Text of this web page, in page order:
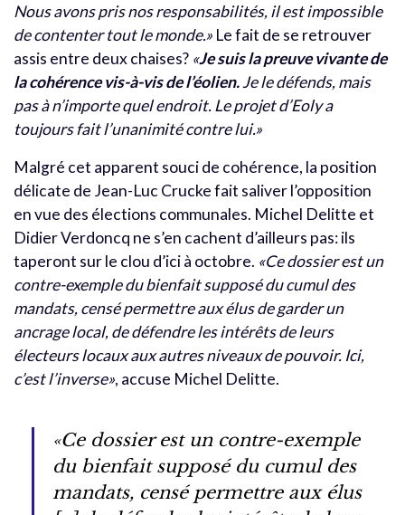
Nous avons pris nos responsabilités, il est impossible
de contenter tout le monde.» Le fait de se retrouver
assis entre deux chaises? «Je suis la preuve vivante de
la cohérence vis-à-vis de l’éolien.Je le défends, mais
pas à n’importe quel endroit. Le projet d’Eoly a
toujours fait l’unanimité contre lui.»
Malgré cet apparent souci de cohérence, la position
délicate de Jean-Luc Crucke fait saliver l’opposition
en vue des élections communales. Michel Delitte et
Didier Verdoncq ne s’en cachent d’ailleurs pas: ils
taperont sur le clou d’ici à octobre. «Ce dossier est un
contre-exemple du bienfait supposé du cumul des
mandats, censé permettre aux élus de garder un
ancrage local, de défendre les intérêts de leurs
électeurs locaux aux autres niveaux de pouvoir. Ici,
c’est l’inverse», accuse Michel Delitte.
«Ce dossier est un contre-exemple
du bienfait supposé du cumul des
mandats, censé permettre aux élus